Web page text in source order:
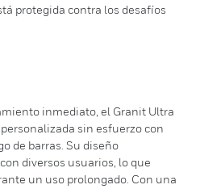
protegida contra los desafíos
inmediato, el Granit Ultra
sin esfuerzo con
de barras. Su diseño
diversos usuarios, lo que
un uso prolongado. Con una